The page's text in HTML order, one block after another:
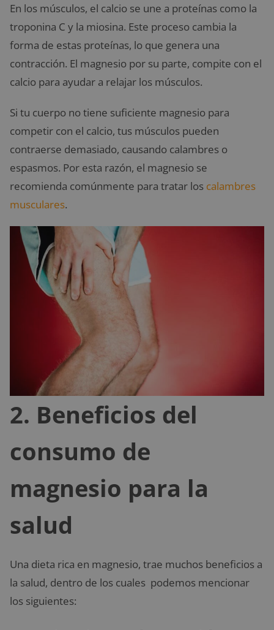
En los músculos, el calcio se une a proteínas como la
troponina C y la miosina. Este proceso cambia la
forma de estas proteínas, lo que genera una
contracción. El magnesio por su parte, compite con el
calcio para ayudar a relajar los músculos.
Si tu cuerpo no tiene suficiente magnesio para
competir con el calcio, tus músculos pueden
contraerse demasiado, causando calambres o
espasmos. Por esta razón, el magnesio se
recomienda comúnmente para tratar los calambres
musculares.
2. Beneficios del
consumo de
magnesio para la
salud
Una dieta rica en magnesio, trae muchos beneficios a
la salud, dentro de los cuales podemos mencionar
los siguientes: